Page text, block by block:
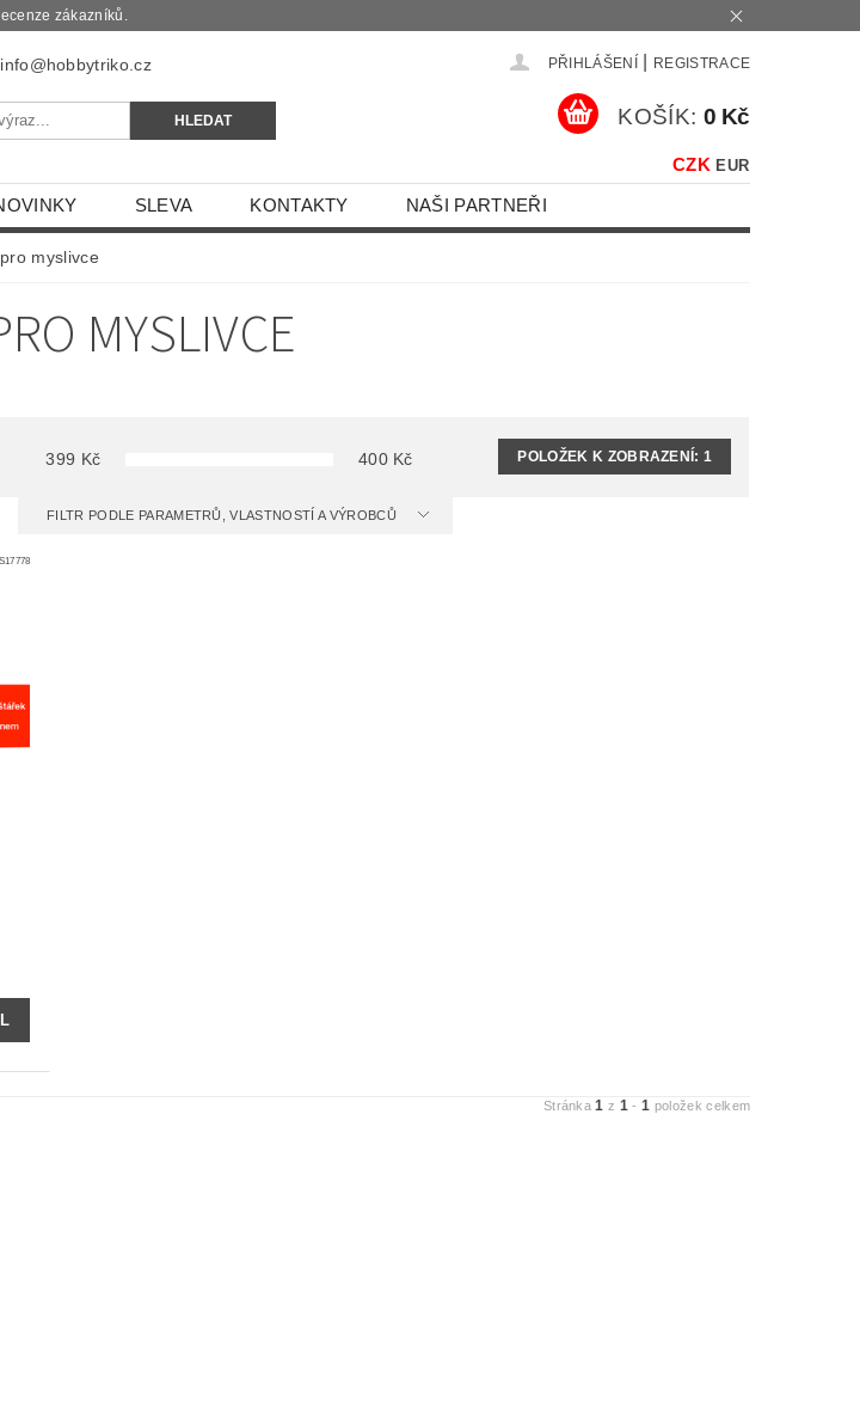
zákazníků.
info@hobbytriko.cz PŘIHLÁŠENÍ REGISTRACE
CZK EUR
KOŠÍK: 0 Kč
SLEVA KONTAKTY NAŠI PARTNEŘI
myslivce
MYSLIVCE
399 Kč 400Kč POLOŽEK K ZOBRAZENÍ:1
FILTR PODLE PARAMETRŮ, VLASTNOSTÍ A VÝROBCŮ
Stránka1 z 1 -1 položek celkem